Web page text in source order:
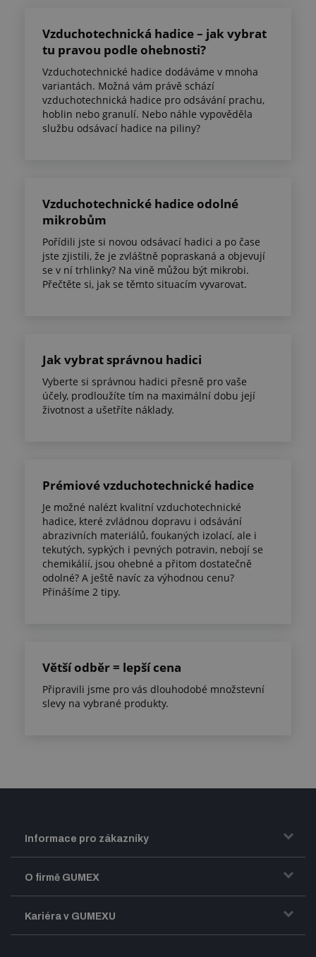
Vzduchotechnická hadice – jak vybrat
tu pravou podle ohebnosti?
Vzduchotechnické hadice dodáváme v mnoha
variantách. Možná vám právě schází
vzduchotechnická hadice pro odsávání prachu,
hoblin nebo granulí. Nebo náhle vypověděla
službu odsávací hadice na piliny?
Vzduchotechnické hadice odolné
mikrobům
Pořídili jste si novou odsávací hadici a po čase
jste zjistili, že je zvláštně popraskaná a objevují
se v ní trhlinky? Na vině můžou být mikrobi.
Přečtěte si, jak se těmto situacím vyvarovat.
Jak vybrat správnou hadici
Vyberte si správnou hadici přesně pro vaše
účely, prodloužíte tím na maximální dobu její
životnost a ušetříte náklady.
Prémiové vzduchotechnické hadice
Je možné nalézt kvalitní vzduchotechnické
hadice, které zvládnou dopravu i odsávání
abrazivních materiálů, foukaných izolací, ale i
tekutých, sypkých i pevných potravin, nebojí se
chemikálií, jsou ohebné a přitom dostatečně
odolné? A ještě navíc za výhodnou cenu?
Přinášíme 2 tipy.
Větší odběr = lepší cena
Připravili jsme pro vás dlouhodobé množstevní
slevy na vybrané produkty.
Informace pro zákazníky
Doprava a zasílání zboží
Obchodní podmínky
O firmě GUMEX
Představení firmy GUMEX
Kariéra v GUMEXU